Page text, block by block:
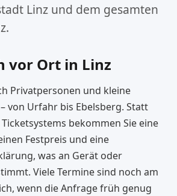
Linz und dem gesamten
vor Ort in Linz
Privatpersonen und kleine
von Urfahr bis Ebelsberg. Statt
bekommen Sie eine
Festpreis und eine
was an Gerät oder
Viele Termine sind noch am
wenn die Anfrage früh genug